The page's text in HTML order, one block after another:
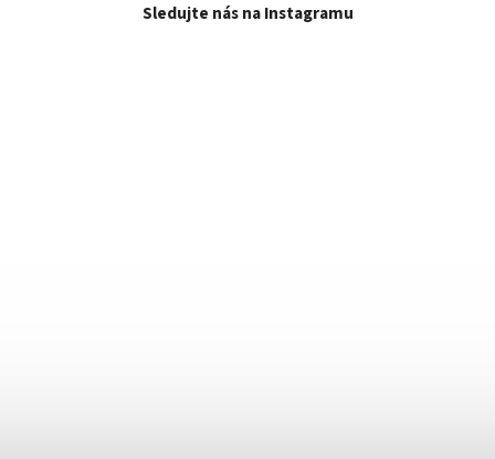
Sledujte nás na Instagramu